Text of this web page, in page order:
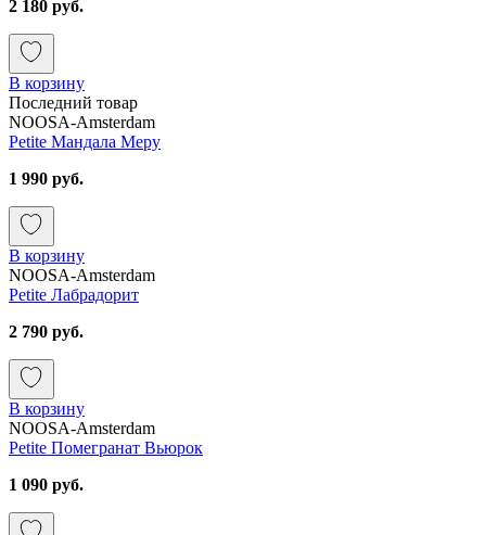
2 180 руб.
В корзину
Последний товар
NOOSA-Amsterdam
Petite Мандала Меру
1 990 руб.
В корзину
NOOSA-Amsterdam
Petite Лабрадорит
2 790 руб.
В корзину
NOOSA-Amsterdam
Petite Помегранат Вьюрок
1 090 руб.